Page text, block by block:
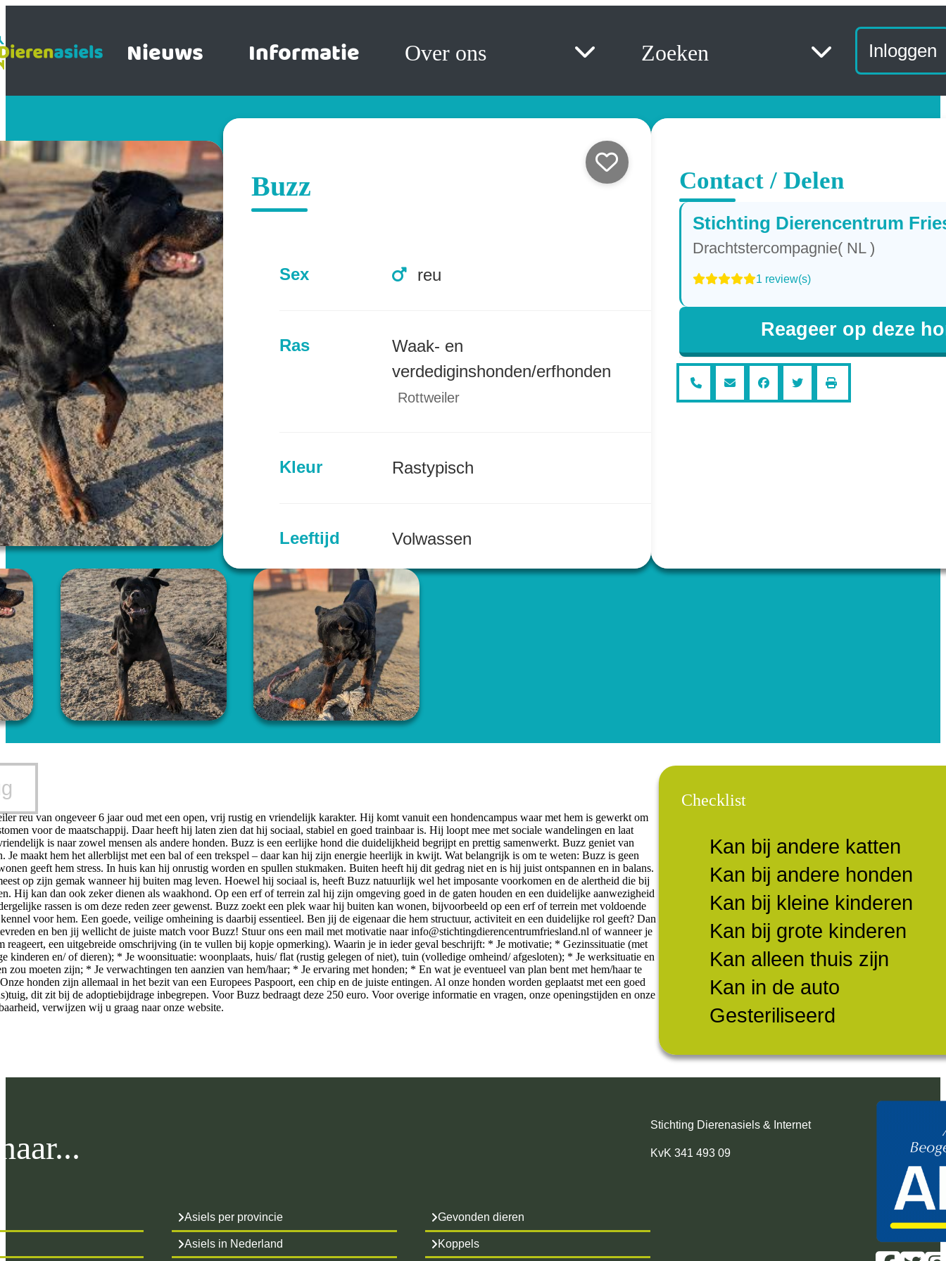
Nieuws Informatie Over ons Zoeken Inloggen
Buzz
Sex reu
Ras
Waak- en
verdediginshonden/erfhonden
Rottweiler
Kleur Rastypisch
Leeftijd Volwassen
Provincie Friesland (NL)
Contact / Delen
Stichting Dierencentrum
Drachtstercompagnie( NL )
1 review(s)
Reageer op deze
reu van ongeveer 6 jaar oud met een open, vrij rustig en vriendelijk karakter. Hij komt vanuit een hondencampus waar met hem is gewerkt om
voor de maatschappij. Daar heeft hij laten zien dat hij sociaal, stabiel en goed trainbaar is. Hij loopt mee met sociale wandelingen en laat
is naar zowel mensen als andere honden. Buzz is een eerlijke hond die duidelijkheid begrijpt en prettig samenwerkt. Buzz geniet van
Je maakt hem het allerblijst met een bal of een trekspel – daar kan hij zijn energie heerlijk in kwijt. Wat belangrijk is om te weten: Buzz is geen
geeft hem stress. In huis kan hij onrustig worden en spullen stukmaken. Buiten heeft hij dit gedrag niet en is hij juist ontspannen en in balans.
op zijn gemak wanneer hij buiten mag leven. Hoewel hij sociaal is, heeft Buzz natuurlijk wel het imposante voorkomen en de alertheid die bij
Hij kan dan ook zeker dienen als waakhond. Op een erf of terrein zal hij zijn omgeving goed in de gaten houden en een duidelijke aanwezigheid
rassen is om deze reden zeer gewenst. Buzz zoekt een plek waar hij buiten kan wonen, bijvoorbeeld op een erf of terrein met voldoende
voor hem. Een goede, veilige omheining is daarbij essentieel. Ben jij de eigenaar die hem structuur, activiteit en een duidelijke rol geeft? Dan
en ben jij wellicht de juiste match voor Buzz! Stuur ons een mail met motivatie naarinfo@stichtingdierencentrumfriesland.nl of wanneer je
reageert, een uitgebreide omschrijving (in te vullen bij kopje opmerking). Waarin je in ieder geval beschrijft: * Je motivatie; * Gezinssituatie (met
kinderen en/ of dieren); * Je woonsituatie: woonplaats, huis/ flat (rustig gelegen of niet), tuin (volledige omheind/ afgesloten); * Je werksituatie en
zou moeten zijn; * Je verwachtingen ten aanzien van hem/haar; * Je ervaring met honden; * En wat je eventueel van plan bent met hem/haar te
honden zijn allemaal in het bezit van een Europees Paspoort, een chip en de juiste entingen. Al onze honden worden geplaatst met een goed
dit zit bij de adoptiebijdrage inbegrepen. Voor Buzz bedraagt deze 250 euro. Voor overige informatie en vragen, onze openingstijden en onze
verwijzen wij u graag naar onze website.
Checklist
Kan bij andere katten
Kan bij andere honden
Kan bij kleine kinderen
Kan bij grote kinderen
Kan alleen thuis zijn
Kan in de auto
Gesteriliseerd
Asiels per provincie
Asiels in Nederland
Gevonden dieren
Koppels
Stichting Dierenasiels & Internet
KvK 341 493 09